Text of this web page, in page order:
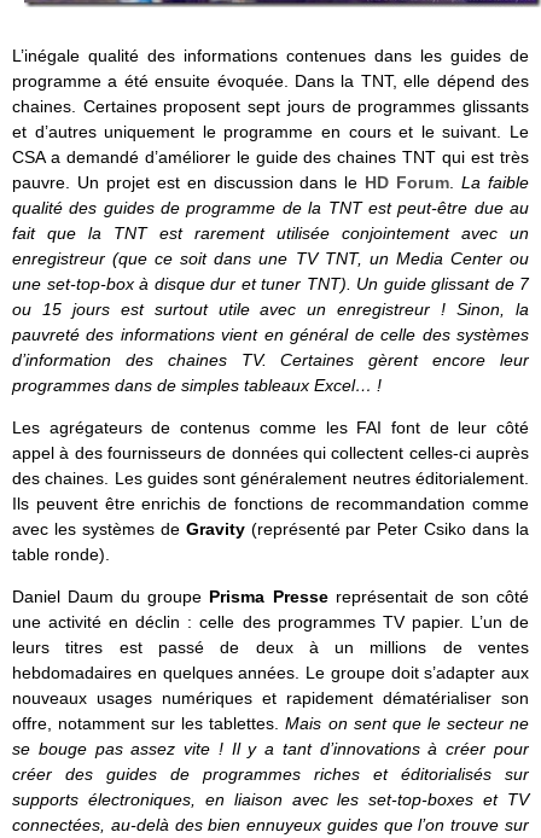
L’inégale qualité des informations contenues dans les guides de
programme a été ensuite évoquée. Dans la TNT, elle dépend des
chaines. Certaines proposent sept jours de programmes glissants
et d’autres uniquement le programme en cours et le suivant. Le
CSA a demandé d’améliorer le guide des chaines TNT qui est très
pauvre. Un projet est en discussion dans le HD Forum .La faible
qualité des guides de programme de la TNT est peut-être due au
fait que la TNT est rarement utilisée conjointement avec un
enregistreur (que ce soit dans une TV TNT, un Media Center ou
une set-top-box à disque dur et tuner TNT). Un guide glissant de 7
ou 15 jours est surtout utile avec un enregistreur ! Sinon, la
pauvreté des informations vient en général de celle des systèmes
d’information des chaines TV. Certaines gèrent encore leur
programmes dans de simples tableaux Excel… !
Les agrégateurs de contenus comme les FAI font de leur côté
appel à des fournisseurs de données qui collectent celles-ci auprès
des chaines. Les guides sont généralement neutres éditorialement.
Ils peuvent être enrichis de fonctions de recommandation comme
avec les systèmes de Gravity (représenté par Peter Csiko dans la
table ronde).
Daniel Daum du groupe Prisma Presse représentait de son côté
une activité en déclin : celle des programmes TV papier. L’un de
leurs titres est passé de deux à un millions de ventes
hebdomadaires en quelques années. Le groupe doit s’adapter aux
nouveaux usages numériques et rapidement dématérialiser son
offre, notamment sur les tablettes.Mais on sent que le secteur ne
se bouge pas assez vite ! Il y a tant d’innovations à créer pour
créer des guides de programmes riches et éditorialisés sur
supports électroniques, en liaison avec les set-top-boxes et TV
connectées, au-delà des bien ennuyeux guides que l’on trouve sur